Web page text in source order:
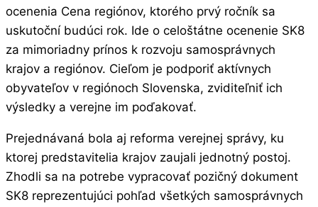
ocenenia Cena regiónov, ktorého prvý ročník sa
uskutoční budúci rok. Ide o celoštátne ocenenie SK8
za mimoriadny prínos k rozvoju samosprávnych
krajov a regiónov. Cieľom je podporiť aktívnych
obyvateľov v regiónoch Slovenska, zviditeľniť ich
výsledky a verejne im poďakovať.
Prejednávaná bola aj reforma verejnej správy, ku
ktorej predstavitelia krajov zaujali jednotný postoj.
Zhodli sa na potrebe vypracovať pozičný dokument
SK8 reprezentujúci pohľad všetkých samosprávnych